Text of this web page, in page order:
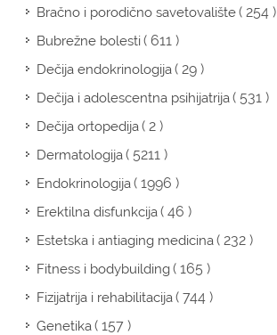
Bračno i porodično savetovalište( 254 )
Bubrežne bolesti( 611 )
Dečija endokrinologija( 29 )
Dečija i adolescentna psihijatrija( 531 )
Dečija ortopedija( 2 )
Dermatologija( 5211 )
Endokrinologija( 1996 )
Erektilna disfunkcija( 46 )
Estetska i antiaging medicina( 232 )
Fitness i bodybuilding( 165 )
Fizijatrija i rehabilitacija( 744 )
Genetika( 157 )